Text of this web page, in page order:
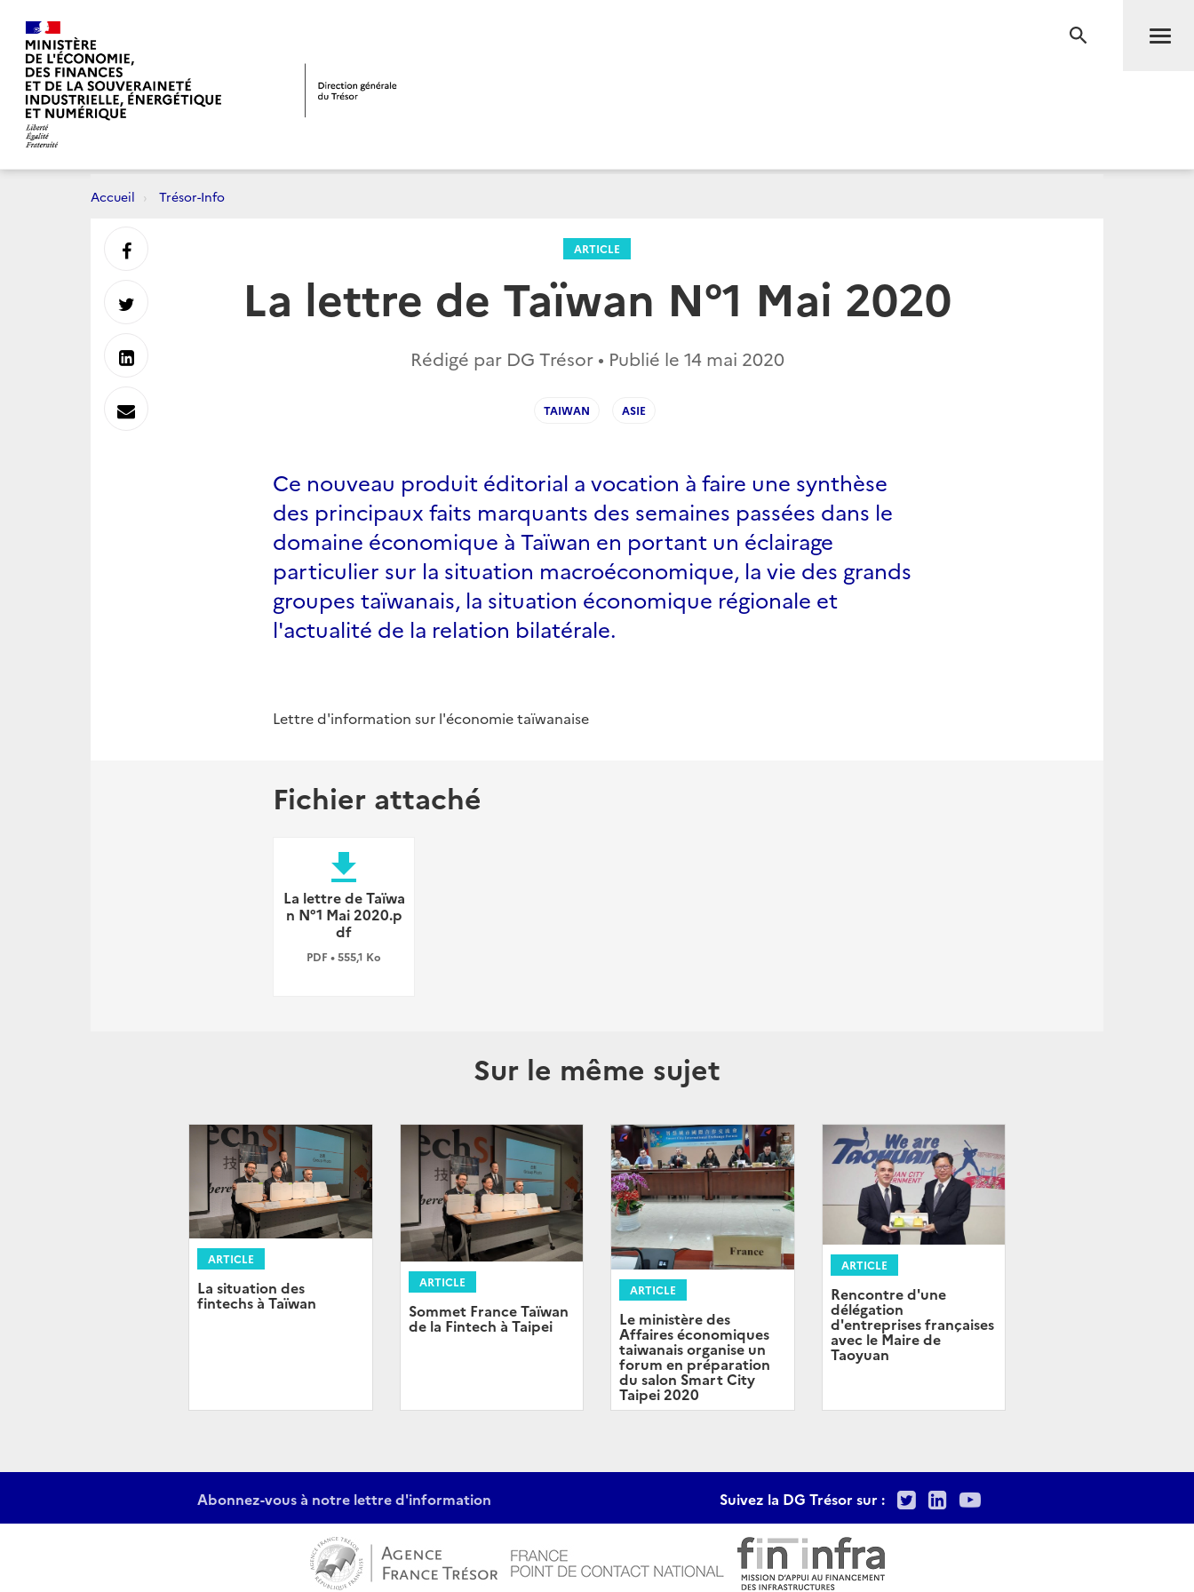
RECHERCHE
Accueil Trésor-Info
ARTICLE
La lettre de Taïwan N°1 Mai 2020
Rédigé par DG Trésor • Publié le 14 mai 2020
TAIWAN ASIE
Ce nouveau produit éditorial a vocation à faire une synthèse
des principaux faits marquants des semaines passées dans le
domaine économique à Taïwan en portant un éclairage
particulier sur la situation macroéconomique, la vie des grands
groupes taïwanais, la situation économique régionale et
l'actualité de la relation bilatérale.
Lettre d'information sur l'économie taïwanaise
Fichier attaché
file_download
La lettre de Taïwa
n N°1 Mai 2020.p
df
PDF • 555,1 Ko
Sur le même sujet
ARTICLE
La situation des
fintechs à Taïwan
ARTICLE
Sommet France Taïwan
de la Fintech à Taipei
ARTICLE
Le ministère des
Affaires économiques
taiwanais organise un
forum en préparation
du salon Smart City
Taipei 2020
ARTICLE
Rencontre d'une
délégation
d'entreprises françaises
avec le Maire de
Taoyuan
Partager
sur
Partager
sur
Partager
sur
Envoyer
Abonnez-vous à notre lettre d'information Suivez la DG Trésor sur : TwitterLinkedIn
Youtube